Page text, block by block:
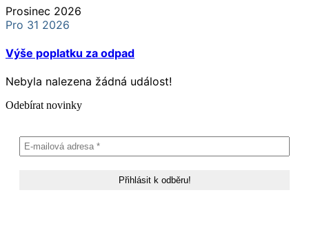
Prosinec 2026
Pro 31 2026
Výše poplatku za odpad
Nebyla nalezena žádná událost!
Odebírat novinky